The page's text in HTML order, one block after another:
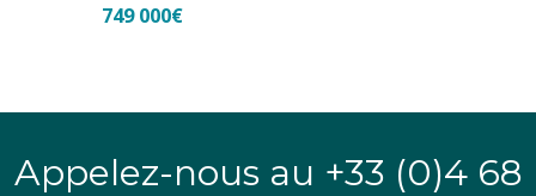
749 000€
Appelez-nous au +33 (0)4 68